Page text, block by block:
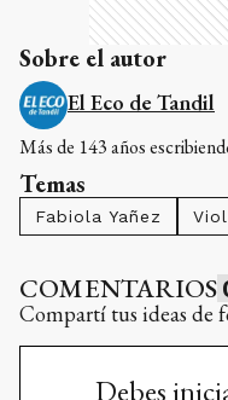
Sobre el autor
El Eco de Tandil
Más de 143 años
Temas
Fabiola Yañez
COMENTARIOS
Compartí tus ideas de
Debes